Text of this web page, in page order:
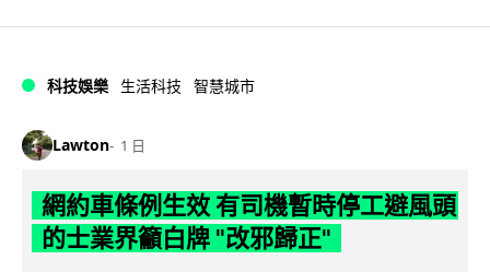
科技娛樂 生活科技 智慧城市
Lawton 1 日
網約車條例生效 有司機暫時停工避風頭
的士業界籲白牌 "改邪歸正"